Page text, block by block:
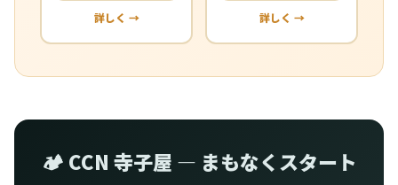
詳しく → 詳しく →
🏕️ CCN 寺子屋 — まもなくスタート